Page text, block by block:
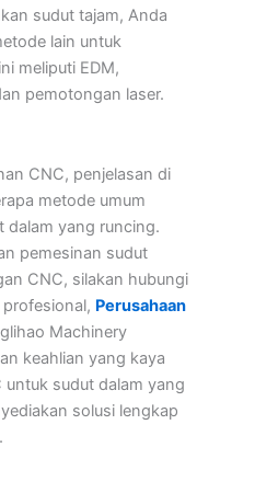
sudut tajam, Anda
lain untuk
meliputi EDM,
pemotongan laser.
CNC, penjelasan di
metode umum
dalam yang runcing.
pemesinan sudut
CNC, silakan hubungi
Perusahaan
Machinery
keahlian yang kaya
sudut dalam yang
solusi lengkap